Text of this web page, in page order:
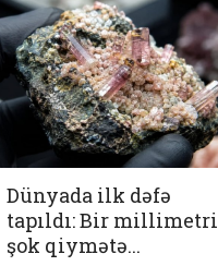
Dünyada ilk dəfə
tapıldı: Bir millimetri
şok qiymətə...